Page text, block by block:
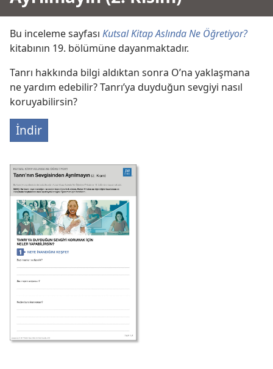
Bu inceleme sayfası Kutsal Kitap Aslında Ne Öğretiyor?
kitabının 19. bölümüne dayanmaktadır.
Tanrı hakkında bilgi aldıktan sonra O’na yaklaşmana
ne yardım edebilir? Tanrı’ya duyduğun sevgiyi nasıl
koruyabilirsin?
İndir